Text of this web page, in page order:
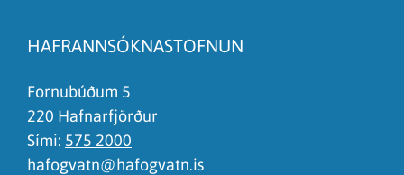
Það er of mikið efni á síðunni
Ég skil ekki efnið, finnst það of flókið
HAFRANNSÓKNASTOFNUN
Fornubúðum 5
220 Hafnarfjörður
Sími: 575 2000
hafogvatn@hafogvatn.is